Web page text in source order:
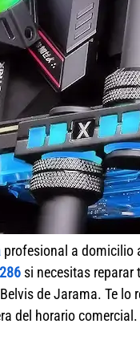
profesional a domicilio
si necesitas reparar
de Jarama. Te
del horario